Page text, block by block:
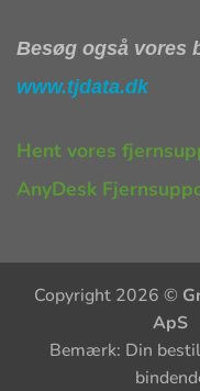
Besøg også vores
www.tjdata.dk
Hent vores
AnyDesk
Copyright 2026 ©
ApS
Bemærk: Din